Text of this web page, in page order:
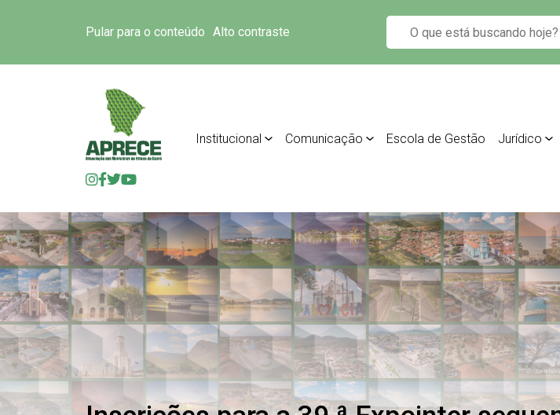
Pular para o conteúdo Alto contraste
Institucional Comunicação Escola de Gestão Jurídico